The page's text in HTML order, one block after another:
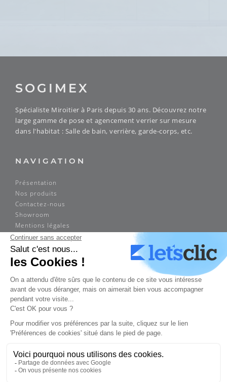
SOGIMEX
Spécialiste Miroitier à Paris depuis 30 ans. Découvrez notre
large gamme de pose et agencement verrier sur mesure
dans l'habitat : Salle de bain, verrière, garde-corps, etc.
NAVIGATION
Présentation
Nos produits
Contactez-nous
Showroom
Mentions légales
ADRESSE
Sogimex
14 rue Louis Braille
75012 Paris
Tél. : 01 43 73 53 33
Fax : 01 43 73 52 22
sogimex.paris@orange.fr